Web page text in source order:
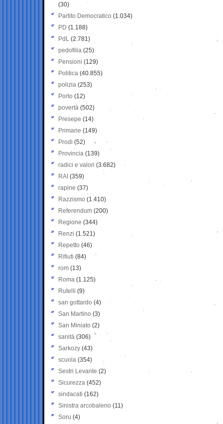
(30)
Partito Democratico (1.034)
PD (1.188)
PdL (2.781)
pedofilia (25)
Pensioni (129)
Politica (40.855)
polizia (253)
Porto (12)
povertà (502)
Presepe (14)
Primarie (149)
Prodi (52)
Provincia (139)
radici e valori (3.682)
RAI (359)
rapine (37)
Razzismo (1.410)
Referendum (200)
Regione (344)
Renzi (1.521)
Repetto (46)
Rifiuti (84)
rom (13)
Roma (1.125)
Rutelli (9)
san gottardo (4)
San Martino (3)
San Miniato (2)
sanità (306)
Sarkozy (43)
scuola (354)
Sestri Levante (2)
Sicurezza (452)
sindacati (162)
Sinistra arcobaleno (11)
Soru (4)